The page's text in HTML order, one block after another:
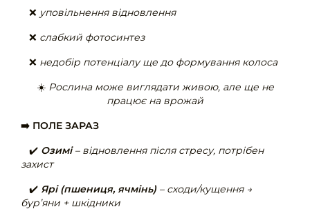
❌ уповільнення відновлення
❌ слабкий фотосинтез
❌ недобір потенціалу ще до формування колоса
☀️ Рослина може виглядати живою, але ще не
працює на врожай
➡️ ПОЛЕ ЗАРАЗ
✔️ Озимі– відновлення після стресу, потрібен
захист
✔️ Ярі (пшениця, ячмінь) – сходи/кущення →
бур’яни + шкідники